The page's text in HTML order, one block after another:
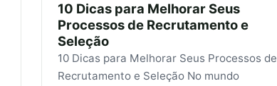
10 Dicas para Melhorar Seus
Processos de Recrutamento e
Seleção
10 Dicas para Melhorar Seus Processos de
Recrutamento e Seleção No mundo